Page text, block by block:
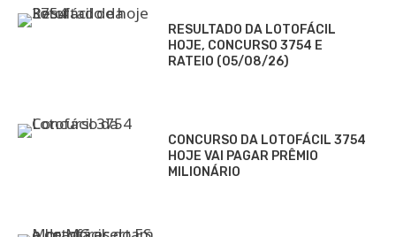
RESULTADO DA LOTOFÁCIL
HOJE, CONCURSO 3754 E
RATEIO (05/08/26)
CONCURSO DA LOTOFÁCIL 3754
HOJE VAI PAGAR PRÊMIO
MILIONÁRIO